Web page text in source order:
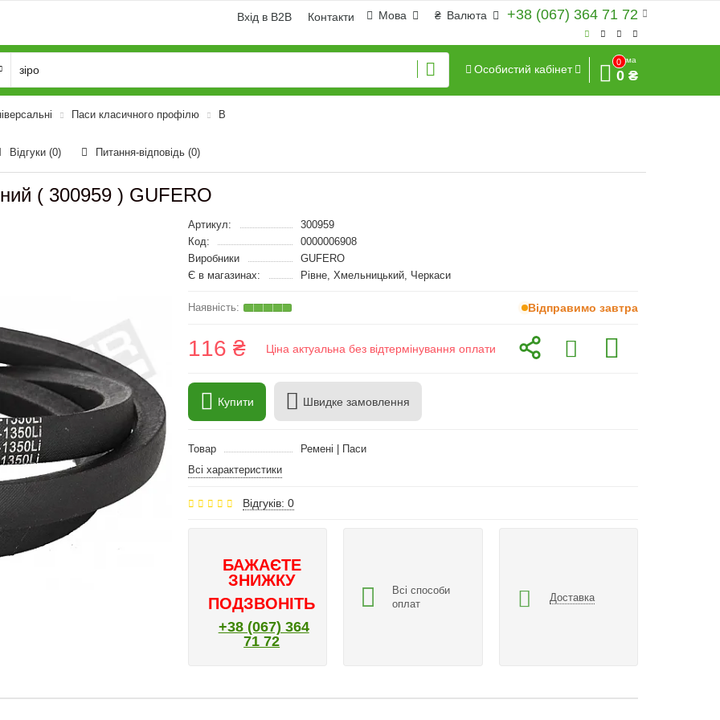
+38 (067) 364 71 72
₴ Валюта
Мова
Вхід в B2B Контакти
Особистий кабінет
0
Сума
0 ₴
Паси класичного профілю B
Відгуки (0) Питання-відповідь (0)
( 300959 ) GUFERO
Артикул:
300959
Код:
0000006908
Виробники
GUFERO
Є в магазинах:
Рівне, Хмельницький, Черкаси
Відправимо завтра
116 ₴ Ціна актуальна без відтермінування оплати
Купити Швидке замовлення
Товар
Ремені | Паси
Всі характеристики
Відгуків: 0
БАЖАЄТЕ
ЗНИЖКУ
ПОДЗВОНІТЬ
+38 (067) 364
71 72
Всі способи
оплат
Доставка